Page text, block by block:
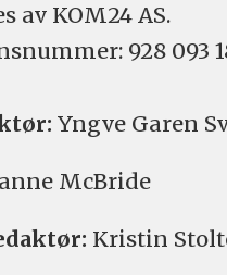
av KOM24 AS.
928 093
Yngve Garen
McBride
Kristin